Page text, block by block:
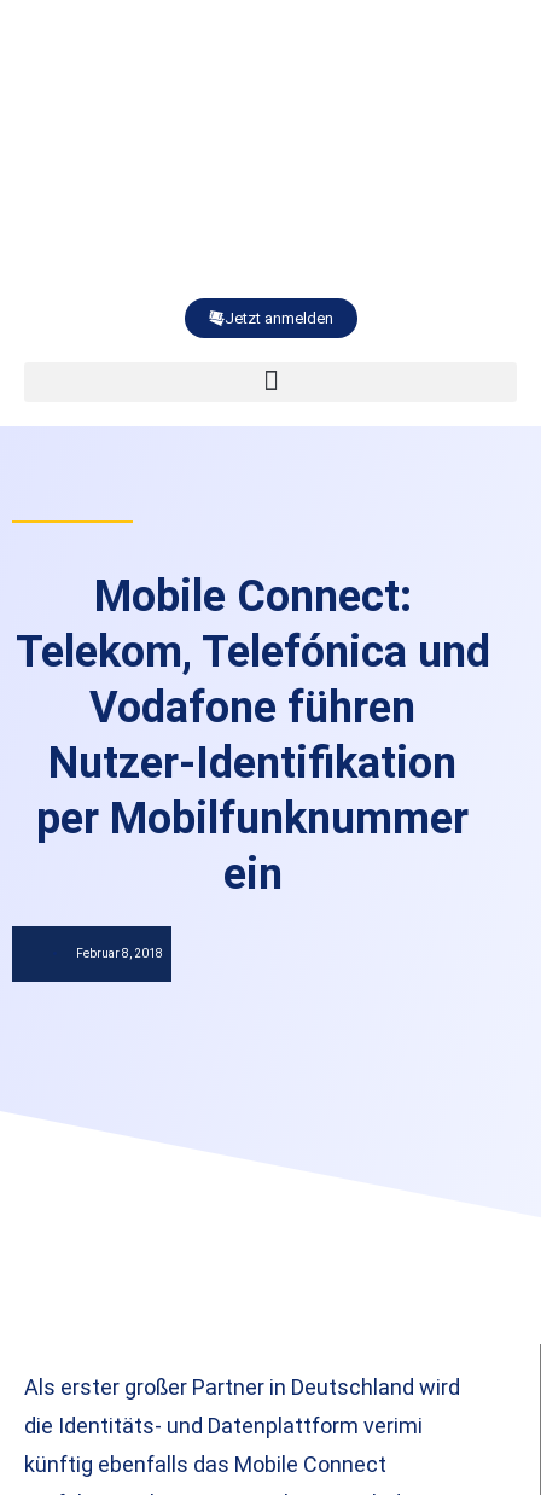
Jetzt anmelden
Mobile Connect:
Telekom, Telefónica und
Vodafone führen
Nutzer-Identifikation
per Mobilfunknummer
ein
Februar 8, 2018
Als erster großer Partner in Deutschland wird
die Identitäts- und Datenplattform verimi
künftig ebenfalls das Mobile Connect